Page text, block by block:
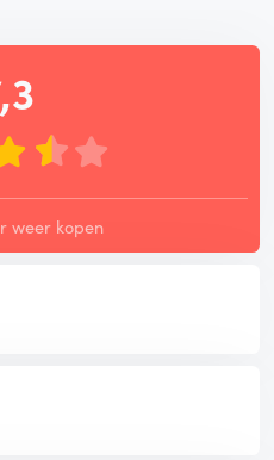
weer kopen